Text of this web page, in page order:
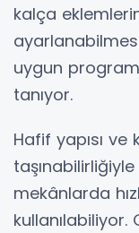
kalça
uygun
tanıyor.
Hafif yapısı
taşınabilirliğiyle
mekânlarda
kullanılabiliyor.